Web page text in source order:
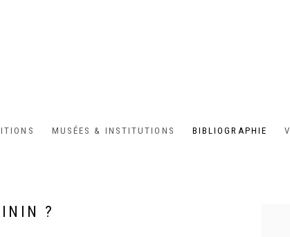
MUSÉES & INSTITUTIONS BIBLIOGRAPHIE
?